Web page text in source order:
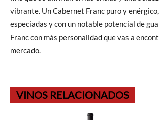
vibrante. Un Cabernet Franc puro y
especiadas y con un notable potencial de
Franc con más personalidad que vas a
mercado.
VINOS RELACIONADOS